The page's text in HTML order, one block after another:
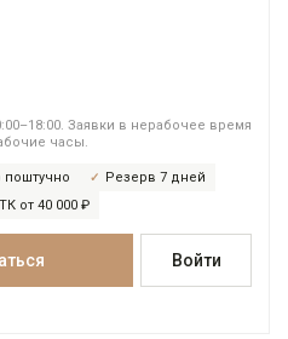
Заявки в нерабочее время
часы.
Резерв 7 дней
от 40 000 ₽
Войти